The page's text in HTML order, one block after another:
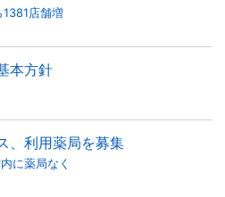
店舗増
本方針
、利用薬局を募集
に薬局なく